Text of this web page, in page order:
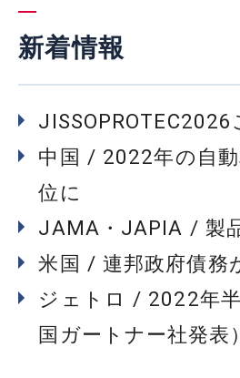
新着情報
中国 / 2022年の自
位に
JAMA・JAPIA / 製
米国 / 連邦政府債務
ジェトロ / 2022年
国ガートナー社発表）